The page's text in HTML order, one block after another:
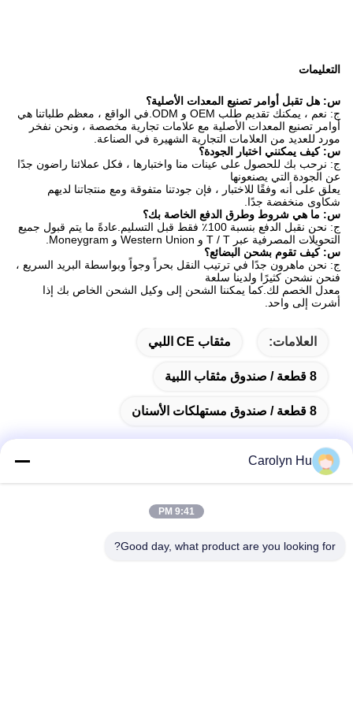
التعليمات
س: هل تقبل أوامر تصنيع المعدات الأصلية؟
ج: نعم ، يمكنك تقديم طلب OEM و ODM.في الواقع ، معظم طلباتنا هي
أوامر تصنيع المعدات الأصلية مع علامات تجارية مخصصة ، ونحن نفخر
مورد للعديد من العلامات التجارية الشهيرة في الصناعة.
س: كيف يمكنني اختبار الجودة؟
ج: نرحب بك للحصول على عينات منا واختبارها ، فكل عملائنا راضون جدًا
عن الجودة التي يصنعونها
يعلق على أنه وفقًا للاختبار ، فإن جودتنا متفوقة ومع منتجاتنا لديهم
شكاوى منخفضة جدًا.
س: ما هي شروط وطرق الدفع الخاصة بك؟
ج: نحن نقبل الدفع بنسبة 100٪ فقط قبل التسليم.عادةً ما يتم قبول جميع
التحويلات المصرفية عبر T / T و Western Union و Moneygram.
س: كيف تقوم بشحن البضائع؟
ج: نحن ماهرون جدًا في ترتيب النقل بحراً وجواً وبواسطة البريد السريع ،
فنحن نشحن كثيرًا ولدينا سلعة
معدل الخصم لك.كما يمكننا الشحن إلى وكيل الشحن الخاص بك إذا
أشرت إلى واحد.
العلامات: مثقاب CE اللبي
8 قطعة / صندوق مثقاب اللبية
8 قطعة / صندوق مستهلكات الأسنان
العنوان
Carolyn Hu
9:41 PM
Good day, what product are you looking for?